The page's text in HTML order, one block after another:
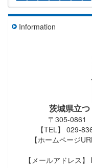
Information
茨城県立
〒305-0861
【TEL】 029-
【ホームページ
【メールアドレス